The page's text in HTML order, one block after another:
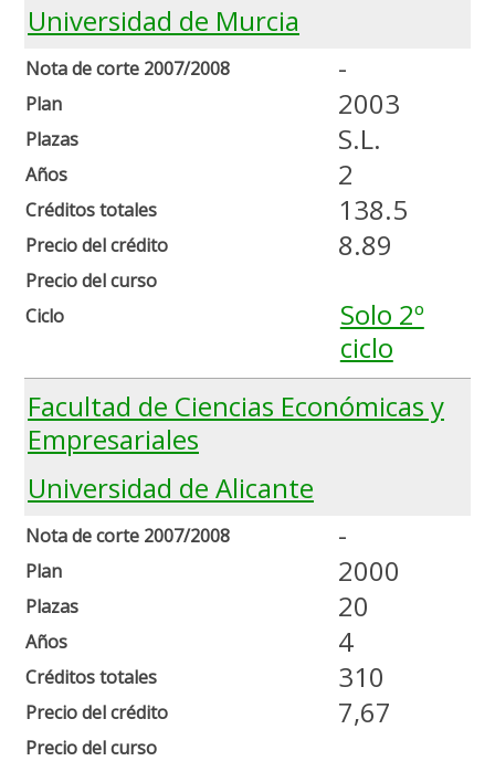
Universidad de Murcia
Nota de corte 2007/2008
Plan
Plazas
Años
Créditos totales
Precio del crédito
Precio del curso
Ciclo
-
2003
S.L.
2
138.5
8.89
Solo 2º
ciclo
Facultad de Ciencias Económicas y
Empresariales
Universidad de Alicante
Nota de corte 2007/2008
Plan
Plazas
Años
Créditos totales
Precio del crédito
Precio del curso
-
2000
20
4
310
7,67